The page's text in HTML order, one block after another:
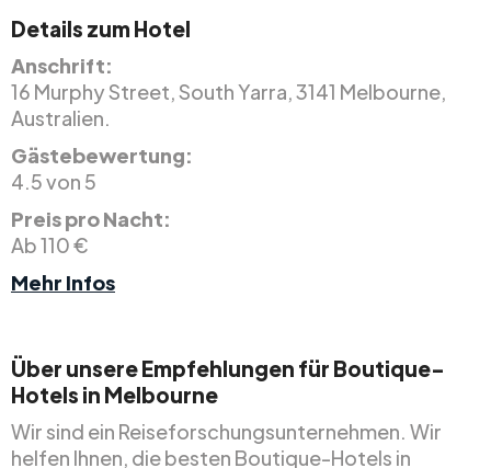
Details zum Hotel
Anschrift:
16 Murphy Street, South Yarra, 3141 Melbourne,
Australien.
Gästebewertung:
4.5 von 5
Preis pro Nacht:
Ab 110 €
Mehr Infos
Über unsere Empfehlungen für Boutique-
Hotels in Melbourne
Wir sind ein Reiseforschungsunternehmen. Wir
helfen Ihnen, die besten Boutique-Hotels in